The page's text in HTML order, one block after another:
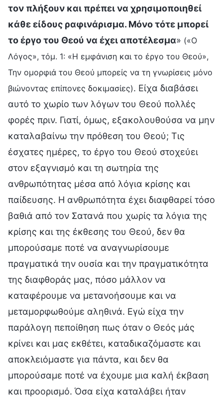
τον πλήξουν και πρέπει να χρησιμοποιηθεί
κάθε είδους ραφινάρισμα. Μόνο τότε μπορεί
το έργο του Θεού να έχει αποτέλεσμα» («Ο
Λόγος», τόμ. 1: «Η εμφάνιση και το έργο του Θεού»,
Την ομορφιά του Θεού μπορείς να τη γνωρίσεις μόνο
βιώνοντας επίπονες δοκιμασίες). Είχα διαβάσει
αυτό το χωρίο των λόγων του Θεού πολλές
φορές πριν. Γιατί, όμως, εξακολουθούσα να μην
καταλαβαίνω την πρόθεση του Θεού; Τις
έσχατες ημέρες, το έργο του Θεού στοχεύει
στον εξαγνισμό και τη σωτηρία της
ανθρωπότητας μέσα από λόγια κρίσης και
παίδευσης. Η ανθρωπότητα έχει διαφθαρεί τόσο
βαθιά από τον Σατανά που χωρίς τα λόγια της
κρίσης και της έκθεσης του Θεού, δεν θα
μπορούσαμε ποτέ να αναγνωρίσουμε
πραγματικά την ουσία και την πραγματικότητα
της διαφθοράς μας, πόσο μάλλον να
καταφέρουμε να μετανοήσουμε και να
μεταμορφωθούμε αληθινά. Εγώ είχα την
παράλογη πεποίθηση πως όταν ο Θεός μάς
κρίνει και μας εκθέτει, καταδικαζόμαστε και
αποκλειόμαστε για πάντα, και δεν θα
μπορούσαμε ποτέ να έχουμε μια καλή έκβαση
και προορισμό. Όσα είχα καταλάβει ήταν